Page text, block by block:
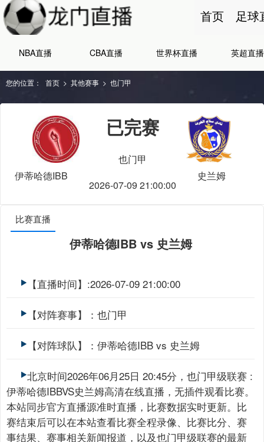
首页 足球
NBA直播 CBA直播 世界杯直播 英超直播
您的位置： 首页 > 其他赛事 > 也门甲
伊蒂哈德IBB
已完赛
也门甲
2026-07-09 21:00:00
史兰姆
比赛直播
伊蒂哈德IBB vs 史兰姆
【直播时间】:2026-07-09 21:00:00
【对阵赛事】：也门甲
【对阵球队】：伊蒂哈德IBB vs 史兰姆
北京时间2026年06月25日 20:45分，也门甲级联赛 :
伊蒂哈德IBBVS史兰姆高清在线直播，无插件观看比赛。
本站同步官方直播源准时直播，比赛数据实时更新。比
赛结束后可以在本站查看比赛全程录像、比赛比分、赛
事结果、赛事相关新闻报道，以及也门甲级联赛的最新